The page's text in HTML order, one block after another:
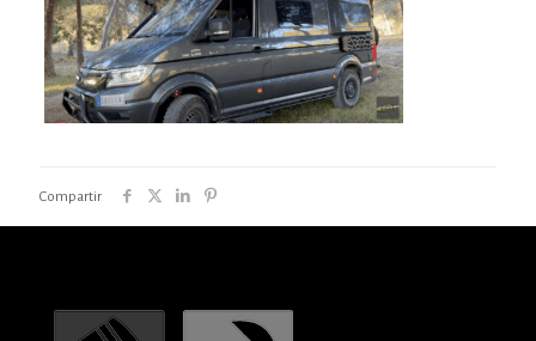
Compartir